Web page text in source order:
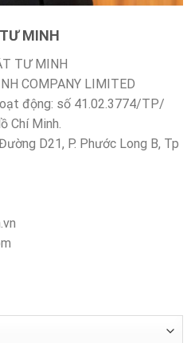
MINH
TƯ MINH
COMPANY LIMITED
động: số 41.02.3774/TP/
Chí Minh.
D21, P. Phước Long B, Tp